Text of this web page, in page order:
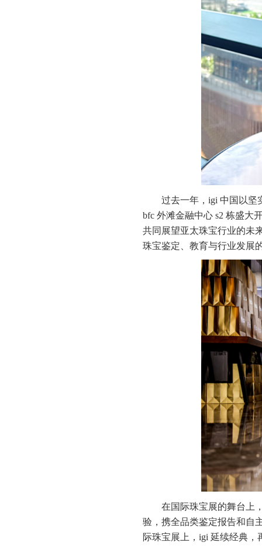
过去一年，igi 中国以坚
bfc 外滩金融中心 s2 栋盛大
共同展望亚太珠宝行业的未
珠宝鉴定、教育与行业发展
在国际珠宝展的舞台上
验，携全品类鉴定报告和自
际珠宝展上，igi 延续经典，